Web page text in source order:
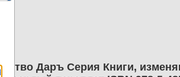
Даръ Серия Книги,